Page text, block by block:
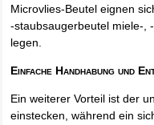
Microvlies-Beutel eignen
-staubsaugerbeutel miele-,
legen.
Einfache Handhabung und
Ein weiterer Vorteil ist der
einstecken, während ein